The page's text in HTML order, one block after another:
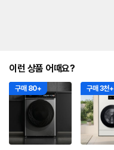
이런 상품 어때요?
구매 80+ 구매 3천+